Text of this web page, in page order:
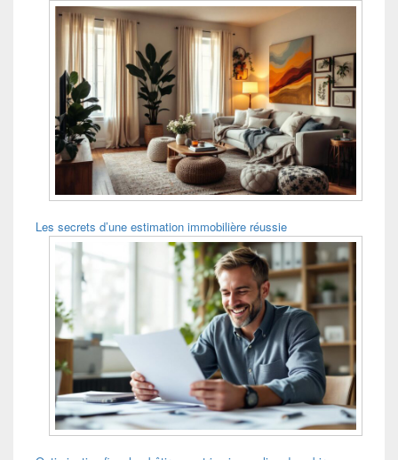
Les secrets d’une estimation immobilière réussie